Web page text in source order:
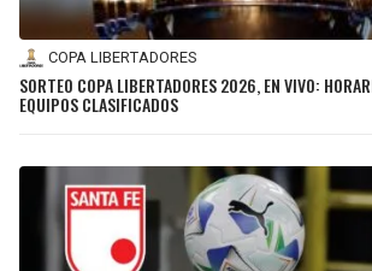
COPA LIBERTADORES
SORTEO COPA LIBERTADORES 2026, EN VIVO:
EQUIPOS CLASIFICADOS